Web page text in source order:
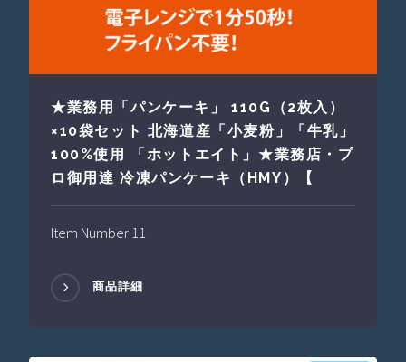
★業務用「パンケーキ」 110G（2枚入）
×10袋セット 北海道産「小麦粉」「牛乳」
100%使用 「ホットエイト」★業務店・プ
ロ御用達 冷凍パンケーキ（HMY）【
Item Number 11
商品詳細